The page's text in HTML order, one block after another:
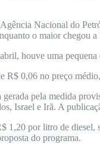
Nacional do
o maior chegou a
houve uma
R$ 0,06 no preço
pela medida
Israel e Irã. A
1,20 por litro de
do programa.